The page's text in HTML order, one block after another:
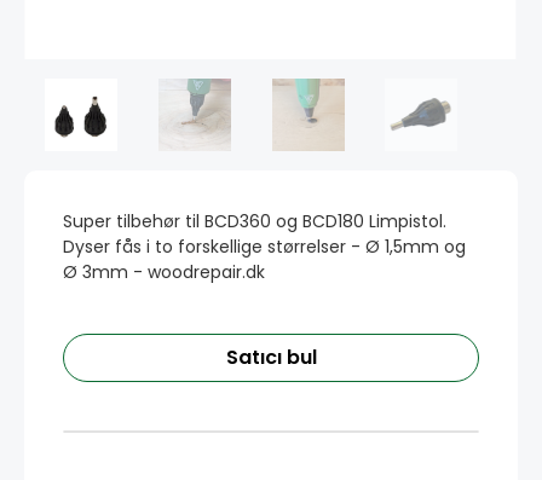
Super tilbehør til BCD360 og BCD180 Limpistol.
Dyser fås i to forskellige størrelser - Ø 1,5mm og
Ø 3mm - woodrepair.dk
Satıcı bul